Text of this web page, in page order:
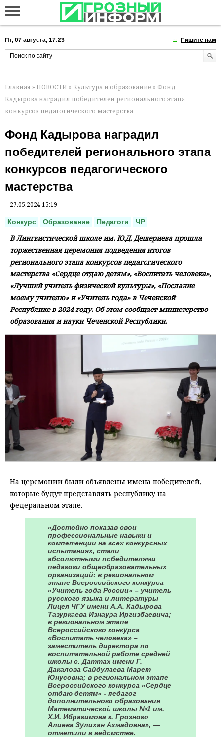
Пт, 07 августа, 17:23 Пишите нам
Главная » НОВОСТИ » Культура и образование » Фонд
Кадырова наградил победителей регионального этапа
конкурсов педагогического мастерства
Фонд Кадырова наградил
победителей регионального этапа
конкурсов педагогического
мастерства
27.05.2024 15:19
Конкурс Образование Педагоги ЧР
В Лингвистической школе им. Ю.Д. Дешериева прошла
торжественная церемония подведения итогов
регионального этапа конкурсов педагогического
мастерства «Сердце отдаю детям», «Воспитать человека»,
«Лучший учитель физической культуры», «Послание
моему учителю» и «Учитель года» в Чеченской
Республике в 2024 году. Об этом сообщает министерство
образования и науки Чеченской Республики.
На церемонии были объявлены имена победителей,
которые будут представлять республику на
федеральном этапе.
«Достойно показав свои
профессиональные навыки и
компетенции на всех конкурсных
испытаниях, стали
абсолютными победителями
педагоги общеобразовательных
организаций: в региональном
этапе Всероссийского конкурса
«Учитель года России» – учитель
русского языка и литературы
Лицея ЧГУ имени А.А. Кадырова
Тазуркаева Изнаура Иргизбаевича;
в региональном этапе
Всероссийского конкурса
«Воспитать человека» –
заместитель директора по
воспитательной работе средней
школы с. Даттах имени Г.
Дакалова Сайдулаева Марет
Юнусовна; в региональном этапе
Всероссийского конкурса «Сердце
отдаю детям» - педагог
дополнительного образования
Математической школы №1 им.
Х.И. Ибрагимова г. Грозного
Алиева Зулихан Ахмадовна», —
отметили в ведомстве.